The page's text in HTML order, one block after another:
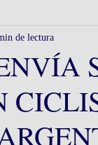
de lectura